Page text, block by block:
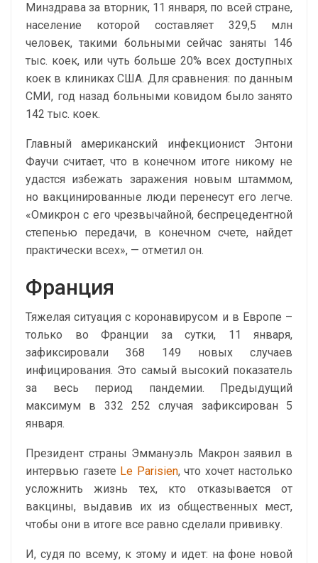
Минздрава за вторник, 11 января, по всей стране,
население которой составляет 329,5 млн
человек, такими больными сейчас заняты 146
тыс. коек, или чуть больше 20% всех доступных
коек в клиниках США. Для сравнения: по данным
СМИ, год назад больными ковидом было занято
142 тыс. коек.
Главный американский инфекционист Энтони
Фаучи считает, что в конечном итоге никому не
удастся избежать заражения новым штаммом,
но вакцинированные люди перенесут его легче.
«Омикрон с его чрезвычайной, беспрецедентной
степенью передачи, в конечном счете, найдет
практически всех», — отметил он.
Франция
Тяжелая ситуация с коронавирусом и в Европе –
только во Франции за сутки, 11 января,
зафиксировали 368 149 новых случаев
инфицирования. Это самый высокий показатель
за весь период пандемии. Предыдущий
максимум в 332 252 случая зафиксирован 5
января.
Президент страны Эммануэль Макрон заявил в
интервью газете Le Parisien, что хочет настолько
усложнить жизнь тех, кто отказывается от
вакцины, выдавив их из общественных мест,
чтобы они в итоге все равно сделали прививку.
И, судя по всему, к этому и идет: на фоне новой